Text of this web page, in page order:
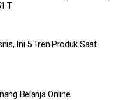
T
Ini 5 Tren Produk Saat
Belanja Online